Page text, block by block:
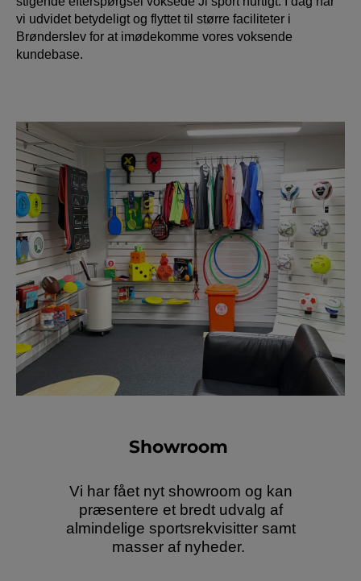
vi udvidet betydeligt og flyttet til større faciliteter i
Brønderslev for at imødekomme vores voksende
kundebase.
Showroom
Vi har fået nyt showroom og kan
præsentere et bredt udvalg af
almindelige sportsrekvisitter samt
masser af nyheder.